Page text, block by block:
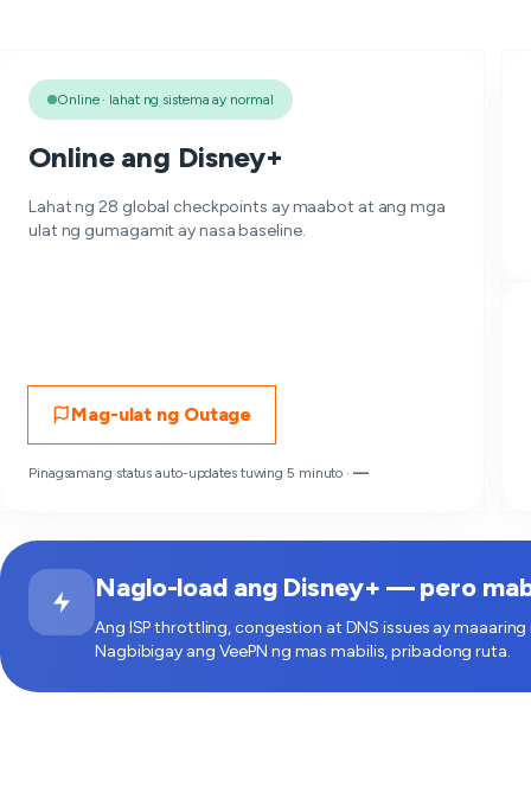
Online · lahat ng sistema ay normal
Online ang Disney+
Lahat ng 28 global checkpoints ay maabot at ang mga
ulat ng gumagamit ay nasa baseline.
Mag-ulat ng Outage
Pinagsamang status auto-updates tuwing 5 minuto · —
Naglo-load ang Disney+ — pero
Ang ISP throttling, congestion at DNS issues ay
Nagbibigay ang VeePN ng mas mabilis, pribadong ruta.